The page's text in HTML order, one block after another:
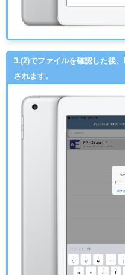
3.(2)でファイルを確認した後
されます。